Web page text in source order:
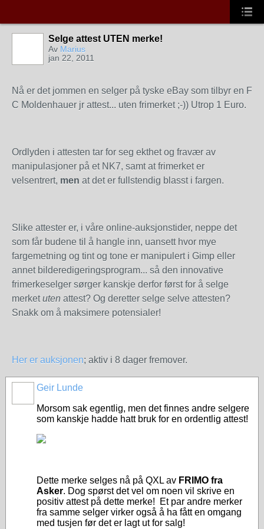
Selge attest UTEN merke!
Av Marius
jan 22, 2011
Nå er det jommen en selger på tyske eBay som tilbyr en F
C Moldenhauer jr attest... uten frimerket ;-)) Utrop 1 Euro.
Ordlyden i attesten tar for seg ekthet og fravær av
manipulasjoner på et NK7, samt at frimerket er
velsentrert, men at det er fullstendig blasst i fargen.
Slike attester er, i våre online-auksjonstider, neppe det
som får budene til å hangle inn, uansett hvor mye
fargemetning og tint og tone er manipulert i Gimp eller
annet bilderedigeringsprogram... så den innovative
frimerkeselger sørger kanskje derfor først for å selge
merketuten attest? Og deretter selge selve attesten?
Snakk om å maksimere potensialer!
Her er auksjonen; aktiv i 8 dager fremover.
Geir Lunde
Morsom sak egentlig, men det finnes andre selgere
som kanskje hadde hatt bruk for en ordentlig attest!
Dette merke selges nå på QXL av FRIMO fra
Asker. Dog spørst det vel om noen vil skrive en
positiv attest på dette merke! Et par andre merker
fra samme selger virker også å ha fått en omgang
med tusjen før det er lagt ut for salg!